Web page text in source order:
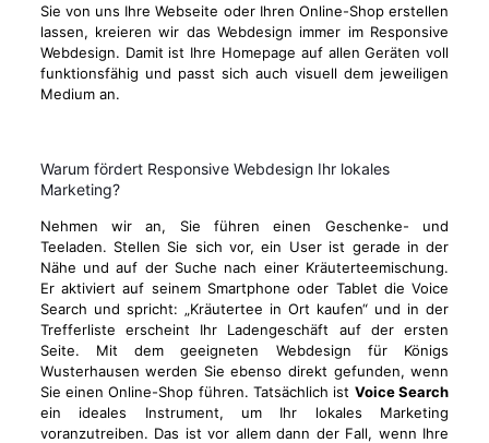
Sie von uns Ihre Webseite oder Ihren Online-Shop erstellen
lassen, kreieren wir das Webdesign immer im Responsive
Webdesign. Damit ist Ihre Homepage auf allen Geräten voll
funktionsfähig und passt sich auch visuell dem jeweiligen
Medium an.
Warum fördert Responsive Webdesign Ihr lokales
Marketing?
Nehmen wir an, Sie führen einen Geschenke- und
Teeladen. Stellen Sie sich vor, ein User ist gerade in der
Nähe und auf der Suche nach einer Kräuterteemischung.
Er aktiviert auf seinem Smartphone oder Tablet die Voice
Search und spricht: „Kräutertee in Ort kaufen“ und in der
Trefferliste erscheint Ihr Ladengeschäft auf der ersten
Seite. Mit dem geeigneten Webdesign für Königs
Wusterhausen werden Sie ebenso direkt gefunden, wenn
Sie einen Online-Shop führen. Tatsächlich ist Voice Search
ein ideales Instrument, um Ihr lokales Marketing
voranzutreiben. Das ist vor allem dann der Fall, wenn Ihre